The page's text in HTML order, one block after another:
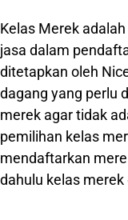
Kelas Merek
jasa dalam
ditetapkan oleh
dagang yang perlu
merek agar tidak
pemilihan kelas
mendaftarkan
dahulu kelas